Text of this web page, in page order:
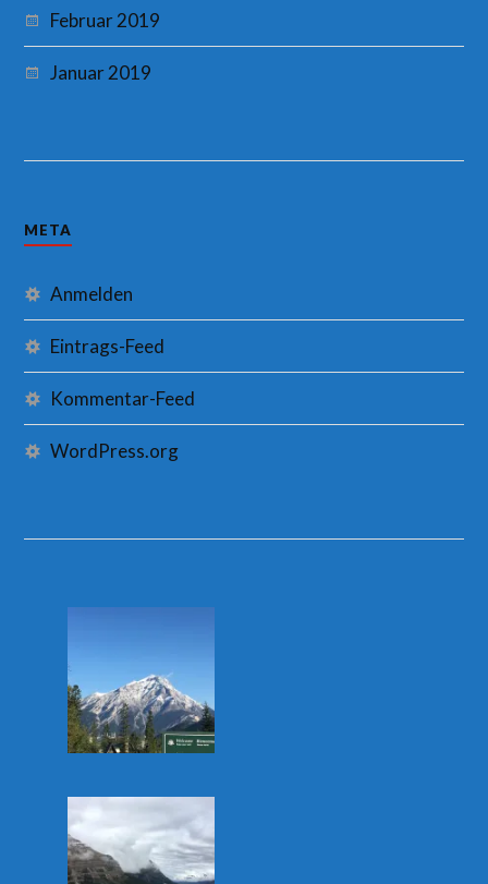
Februar 2019
Januar 2019
META
Anmelden
Eintrags-Feed
Kommentar-Feed
WordPress.org